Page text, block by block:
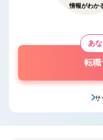
情報がわか
あ
転職
サ